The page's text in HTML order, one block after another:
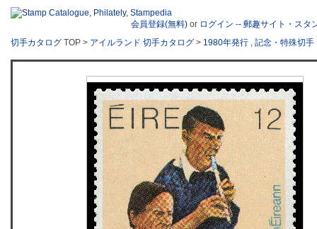
会員登録(無料) or ログイン -- 郵趣サイト・スタ
切手カタログ TOP > アイルランド 切手カタログ > 1980年発行 , 記念・特殊切手